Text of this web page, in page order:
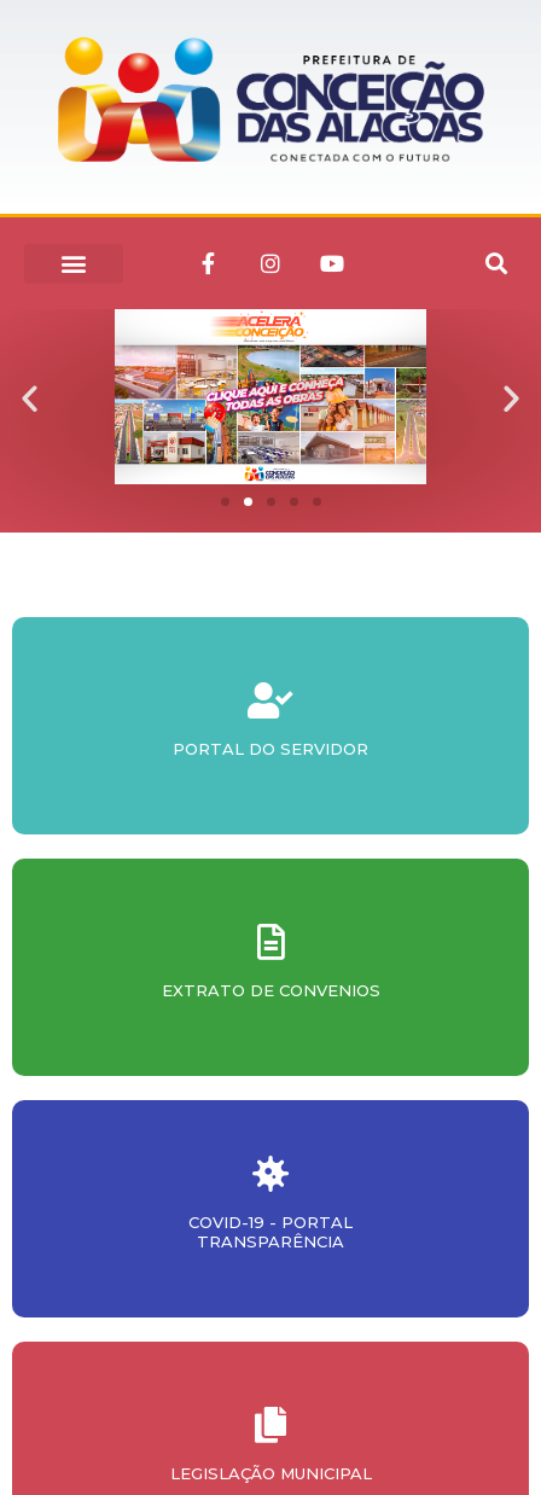
PORTAL DO SERVIDOR
EXTRATO DE CONVENIOS
COVID-19 - PORTAL
TRANSPARÊNCIA
LEGISLAÇÃO MUNICIPAL